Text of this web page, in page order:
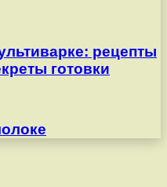
рецепты
готовки